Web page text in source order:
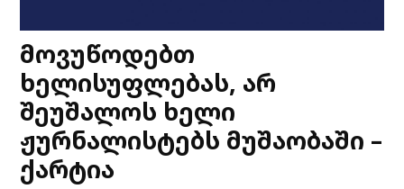
მოვუწოდებთ
ხელისუფლებას, არ
შეუშალოს ხელი
ჟურნალისტებს მუშაობაში –
ქარტია